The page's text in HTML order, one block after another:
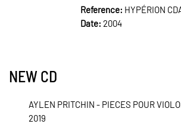
Reference: HYPÉRION
Date: 2004
NEW CD
AYLEN PRITCHIN - PIECES POUR
2019